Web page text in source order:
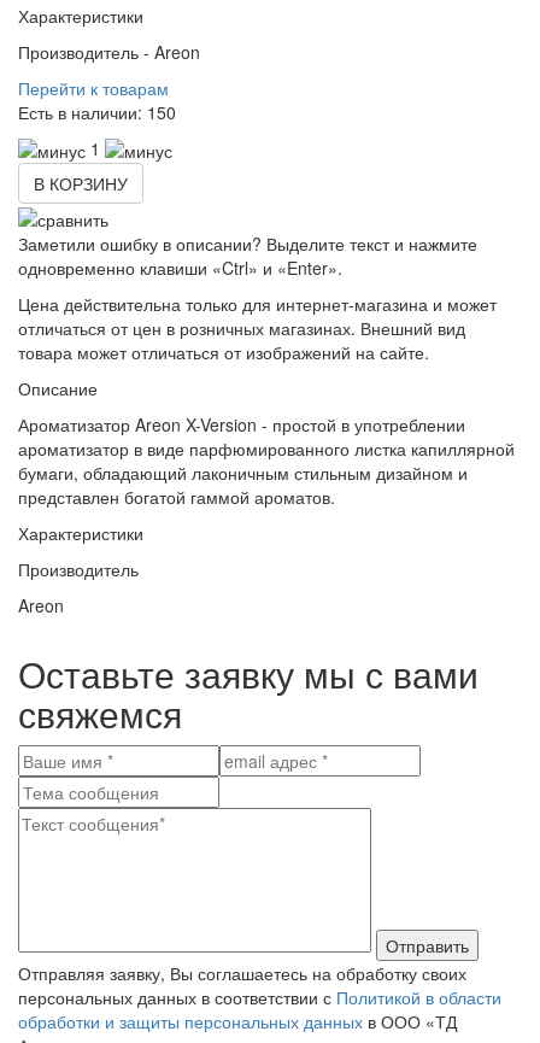
Характеристики
Производитель - Areon
Перейти к товарам
Есть в наличии: 150
1
В КОРЗИНУ
Заметили ошибку в описании? Выделите текст и нажмите
одновременно клавиши «Ctrl» и «Enter».
Цена действительна только для интернет-магазина и может
отличаться от цен в розничных магазинах. Внешний вид
товара может отличаться от изображений на сайте.
Описание
Ароматизатор Areon X-Version - простой в употреблении
ароматизатор в виде парфюмированного листка капиллярной
бумаги, обладающий лаконичным стильным дизайном и
представлен богатой гаммой ароматов.
Характеристики
Производитель
Areon
Оставьте заявку мы с вами
свяжемся
Отправить
Отправляя заявку, Вы соглашаетесь на обработку своих
персональных данных в соответствии с Политикой в области
обработки и защиты персональных данных в ООО «ТД